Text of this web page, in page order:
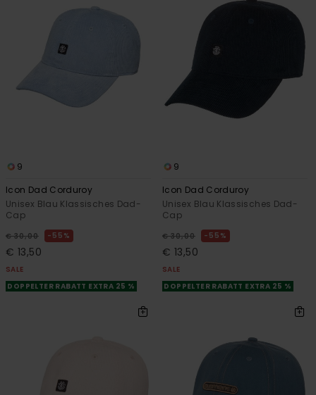
9
Icon Dad Corduroy
Unisex Blau Klassisches Dad-
Cap
€ 30,00 55%
€ 13,50
SALE
DOPPELTER RABATT EXTRA 25 %
9
Icon Dad Corduroy
Unisex Blau Klassisches Dad-
Cap
€ 30,00 55%
€ 13,50
SALE
DOPPELTER RABATT EXTRA 25 %